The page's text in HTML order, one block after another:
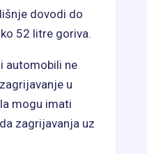
dovodi do
52 litre goriva.
automobili ne
u
mogu imati
zagrijavanja uz